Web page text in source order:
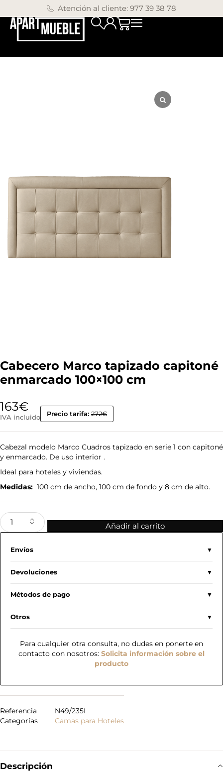
Atención al cliente: 977 39 38 78
Cabecero Marco tapizado capitoné
enmarcado 100×100 cm
163€
IVA incluido Precio tarifa: 272€
Cabezal modelo Marco Cuadros tapizado en serie 1 con capitoné
y enmarcado. De uso interior .
Ideal para hoteles y viviendas.
Medidas: 100 cm de ancho, 100 cm de fondo y 8 cm de alto.
Añadir al carrito
Envíos
Devoluciones
Métodos de pago
Otros
Para cualquier otra consulta, no dudes en ponerte en
contacto con nosotros: Solicita información sobre el
producto
Referencia
N49/235I
Categorías
Camas para Hoteles
Descripción